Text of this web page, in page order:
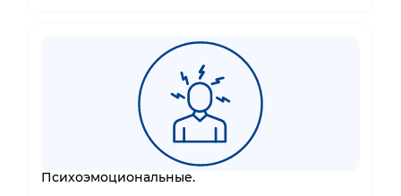
Психоэмоциональные.